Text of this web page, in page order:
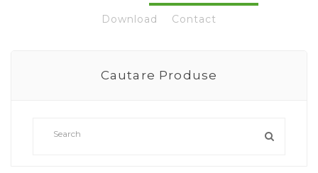
Download Contact
Cautare Produse